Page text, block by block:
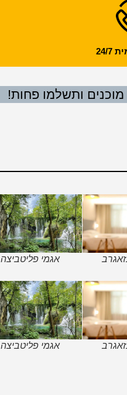
7
מוכנים ותשלמו פחות!
אגמי פליטביצה
אגמי פליטביצה